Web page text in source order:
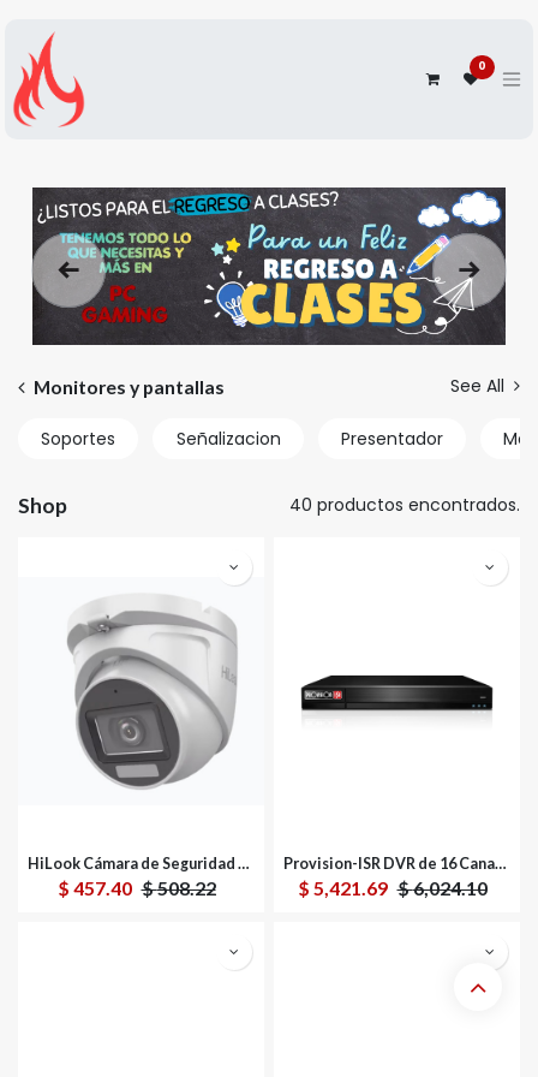
0
Anterior
Monitores y pantallas See All
Soportes Señalizacion Presentador
Shop 40 productos encontrados.
HiLook Cámara de Seguridad CCTV Torreta Turbo HD para Exteriores THC-T157-LMS, Alámbrico, 2960 x 1665 Pixeles, Día/Noche
$ 457.40 $508.22
Provision-ISR DVR de 16 Canales + 8 Canales IP SH-16200A5N-5L(1U)-V2 para 3 Discos Duros, máx. 8TB, 2x USB 2.0, 1x RJ-45
$ 5,421.69 $6,024.10